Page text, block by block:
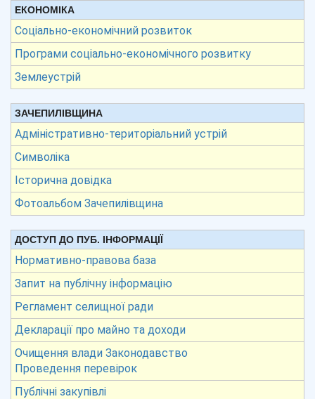
ЕКОНОМІКА
Соціально-економічний розвиток
Програми соціально-економічного розвитку
Землеустрій
ЗАЧЕПИЛІВЩИНА
Адміністративно-територіальний устрій
Символіка
Історична довідка
Фотоальбом Зачепилівщина
ДОСТУП ДО ПУБ. ІНФОРМАЦІЇ
Нормативно-правова база
Запит на публічну інформацію
Регламент селищної ради
Декларації про майно та доходи
Очищення влади Законодавство
Проведення перевірок
Публічні закупівлі